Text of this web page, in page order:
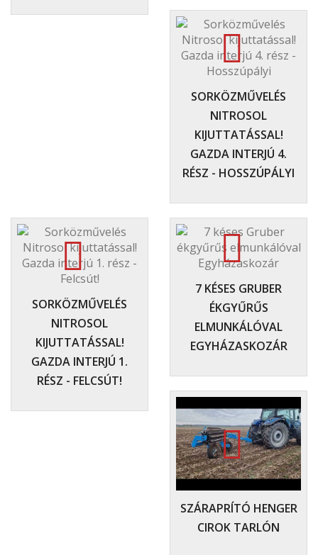
SORKÖZMŰVELÉS
NITROSOL
KIJUTTATÁSSAL!
GAZDA INTERJÚ 4.
RÉSZ - HOSSZÚPÁLYI
SORKÖZMŰVELÉS
NITROSOL
KIJUTTATÁSSAL!
GAZDA INTERJÚ 1.
RÉSZ - FELCSÚT!
7 KÉSES GRUBER
ÉKGYŰRŰS
ELMUNKÁLÓVAL
EGYHÁZASKOZÁR
SZÁRAPRÍTÓ HENGER
CIROK TARLÓN